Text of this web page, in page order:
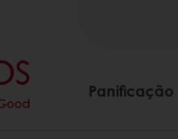
Panificação